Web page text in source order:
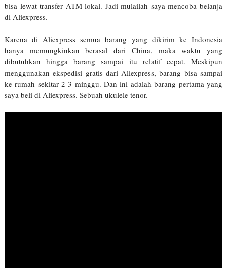
bisa lewat transfer ATM lokal. Jadi mulailah saya mencoba belanja
di Aliexpress.
Karena di Aliexpress semua barang yang dikirim ke Indonesia
hanya memungkinkan berasal dari China, maka waktu yang
dibutuhkan hingga barang sampai itu relatif cepat. Meskipun
menggunakan ekspedisi gratis dari Aliexpress, barang bisa sampai
ke rumah sekitar 2-3 minggu. Dan ini adalah barang pertama yang
saya beli di Aliexpress. Sebuah ukulele tenor.